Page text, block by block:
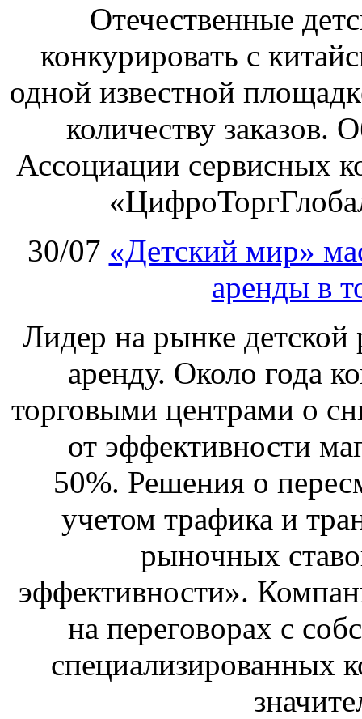
Отечественные
конкурировать с
одной известной
количеству заказов.
Ассоциации сервисных
30/07 «Детский мир»
аренды в
Лидер на рынке детской
аренду. Около года
торговыми центрами о
от эффективности
50%. Решения о
учетом трафика и
рыночных
эффективности».
на переговорах с
специализированных